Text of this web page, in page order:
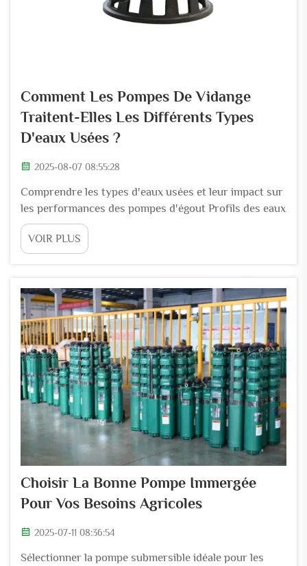
Comment Les Pompes De Vidange
Traitent-Elles Les Différents Types
D'eaux Usées ?
2025-08-07 08:55:28
Comprendre les types d'eaux usées et leur impact sur
les performances des pompes d'égout Profils des eaux
usées municipales, industrielles, commerciales,
agricoles et minières Les systèmes d'égouts urbains
doivent traiter toutes sortes de substances présentes
matières...
VOIR PLUS
Choisir La Bonne Pompe Immergée
Pour Vos Besoins Agricoles
2025-07-11 08:36:54
Sélectionner la pompe submersible idéale pour les